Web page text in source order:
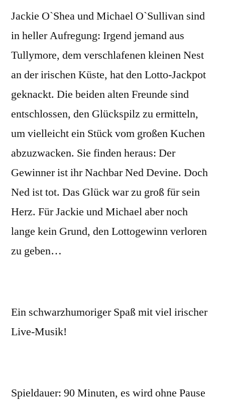
Jackie O`Shea und Michael O`Sullivan sind
in heller Aufregung: Irgend jemand aus
Tullymore, dem verschlafenen kleinen Nest
an der irischen Küste, hat den Lotto-Jackpot
geknackt. Die beiden alten Freunde sind
entschlossen, den Glückspilz zu ermitteln,
um vielleicht ein Stück vom großen Kuchen
abzuzwacken. Sie finden heraus: Der
Gewinner ist ihr Nachbar Ned Devine. Doch
Ned ist tot. Das Glück war zu groß für sein
Herz. Für Jackie und Michael aber noch
lange kein Grund, den Lottogewinn verloren
zu geben…
Ein schwarzhumoriger Spaß mit viel irischer
Live-Musik!
Spieldauer: 90 Minuten, es wird ohne Pause